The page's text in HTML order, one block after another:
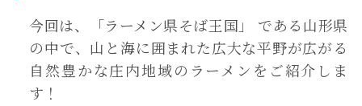
今回は、「ラーメン県そば王国」 である山形県
の中で、山と海に囲まれた広大な平野が広がる
自然豊かな庄内地域のラーメンをご紹介しま
す！